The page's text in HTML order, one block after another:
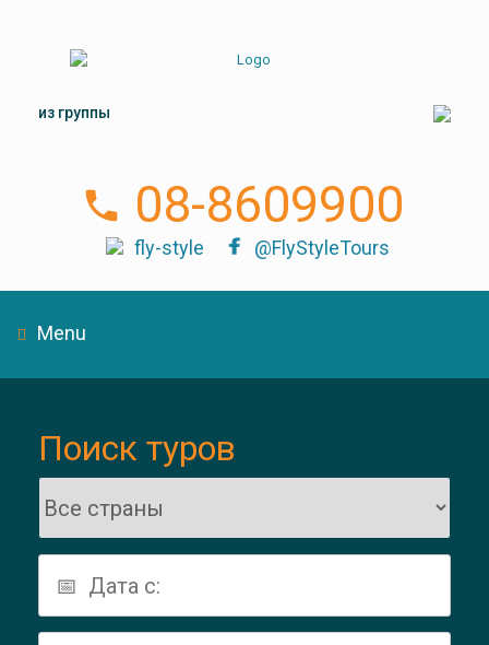
из группы
08-8609900
fly-style @FlyStyleTours
Menu
Поиск туров